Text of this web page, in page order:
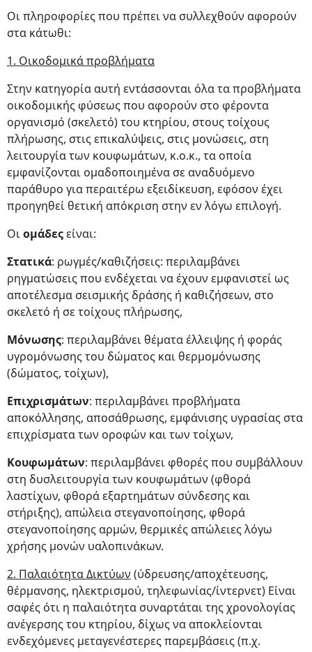
Οι πληροφορίες που πρέπει να συλλεχθούν αφορούν
στα κάτωθι:
1. Οικοδομικά προβλήματα
Στην κατηγορία αυτή εντάσσονται όλα τα προβλήματα
οικοδομικής φύσεως που αφορούν στο φέροντα
οργανισμό (σκελετό) του κτηρίου, στους τοίχους
πλήρωσης, στις επικαλύψεις, στις μονώσεις, στη
λειτουργία των κουφωμάτων, κ.ο.κ., τα οποία
εμφανίζονται ομαδοποιημένα σε αναδυόμενο
παράθυρο για περαιτέρω εξειδίκευση, εφόσον έχει
προηγηθεί θετική απόκριση στην εν λόγω επιλογή.
Οιομάδεςείναι:
Στατικά: ρωγμές/καθιζήσεις: περιλαμβάνει
ρηγματώσεις που ενδέχεται να έχουν εμφανιστεί ως
αποτέλεσμα σεισμικής δράσης ή καθιζήσεων, στο
σκελετό ή σε τοίχους πλήρωσης,
Μόνωσης: περιλαμβάνει θέματα έλλειψης ή φοράς
υγρομόνωσης του δώματος και θερμομόνωσης
(δώματος, τοίχων),
Επιχρισμάτων: περιλαμβάνει προβλήματα
αποκόλλησης, αποσάθρωσης, εμφάνισης υγρασίας στα
επιχρίσματα των οροφών και των τοίχων,
Κουφωμάτων: περιλαμβάνει φθορές που συμβάλλουν
στη δυσλειτουργία των κουφωμάτων (φθορά
λαστίχων, φθορά εξαρτημάτων σύνδεσης και
στήριξης), απώλεια στεγανοποίησης, φθορά
στεγανοποίησης αρμών, θερμικές απώλειες λόγω
χρήσης μονών υαλοπινάκων.
2. Παλαιότητα Δικτύων (ύδρευσης/αποχέτευσης,
θέρμανσης, ηλεκτρισμού, τηλεφωνίας/ίντερνετ) Είναι
σαφές ότι η παλαιότητα συναρτάται της χρονολογίας
ανέγερσης του κτηρίου, δίχως να αποκλείονται
ενδεχόμενες μεταγενέστερες παρεμβάσεις (π.χ.